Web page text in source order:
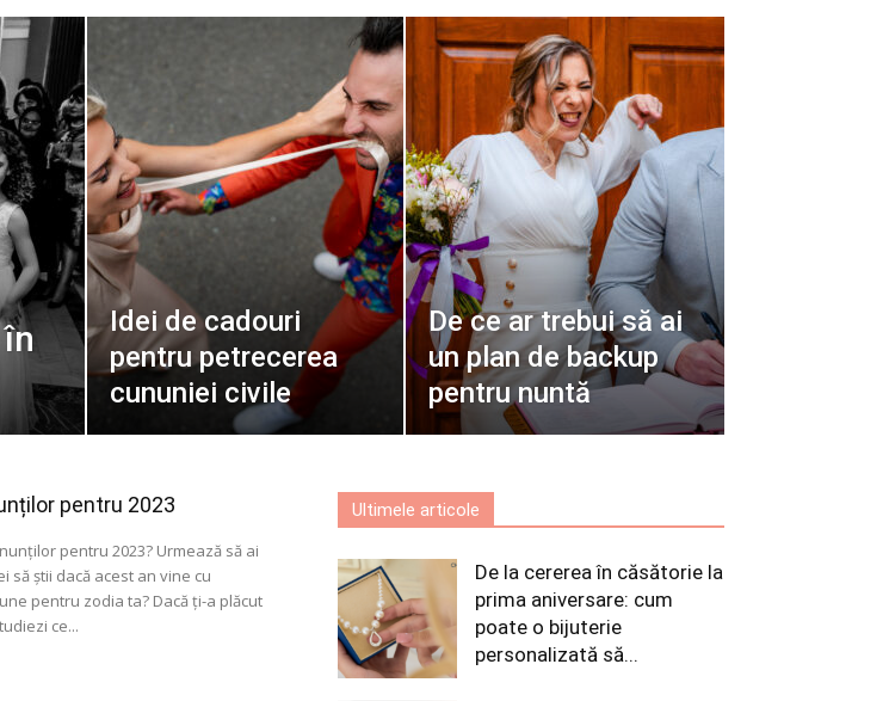
Idei de cadouri
pentru petrecerea
cununiei civile
De ce ar trebui să ai
un plan de backup
pentru nuntă
pentru 2023
pentru 2023? Urmează să ai
să știi dacă acest an vine cu
pentru zodia ta? Dacă ți-a plăcut
ce...
Ultimele articole
De la cererea în căsătorie la
prima aniversare: cum
poate o bijuterie
personalizată să...